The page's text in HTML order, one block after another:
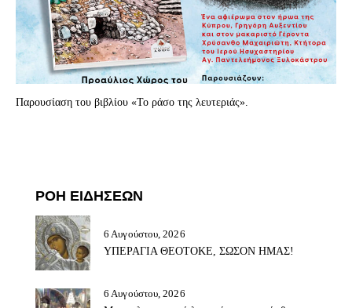
Παρουσίαση του βιβλίου «Το ράσο της λευτεριάς».
ΡΟΗ ΕΙΔΗΣΕΩΝ
6 Αυγούστου, 2026
ΥΠΕΡΑΓΙΑ ΘΕΟΤΟΚΕ, ΣΩΣΟΝ ΗΜΑΣ!
6 Αυγούστου, 2026